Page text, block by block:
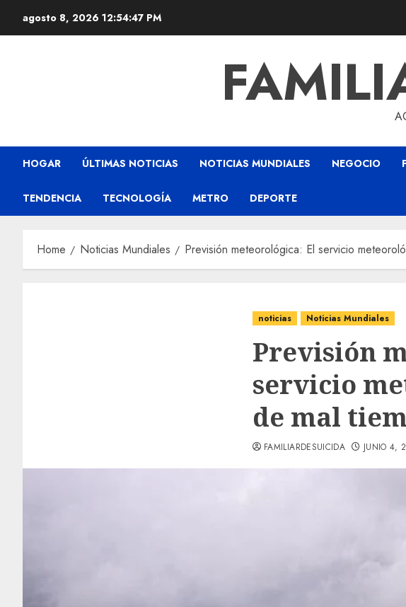
agosto 8, 2026 12:54:48 PM
HOGAR ÚLTIMAS NOTICIAS NOTICIAS MUNDIALES NEGOCIO
TENDENCIA TECNOLOGÍA METRO DEPORTE
Home Noticias Mundiales Previsión meteorológica: El servicio
noticias Noticias Mundiales
Previsión
servicio
de mal
FAMILIARDESUICIDA JUNIO 4,